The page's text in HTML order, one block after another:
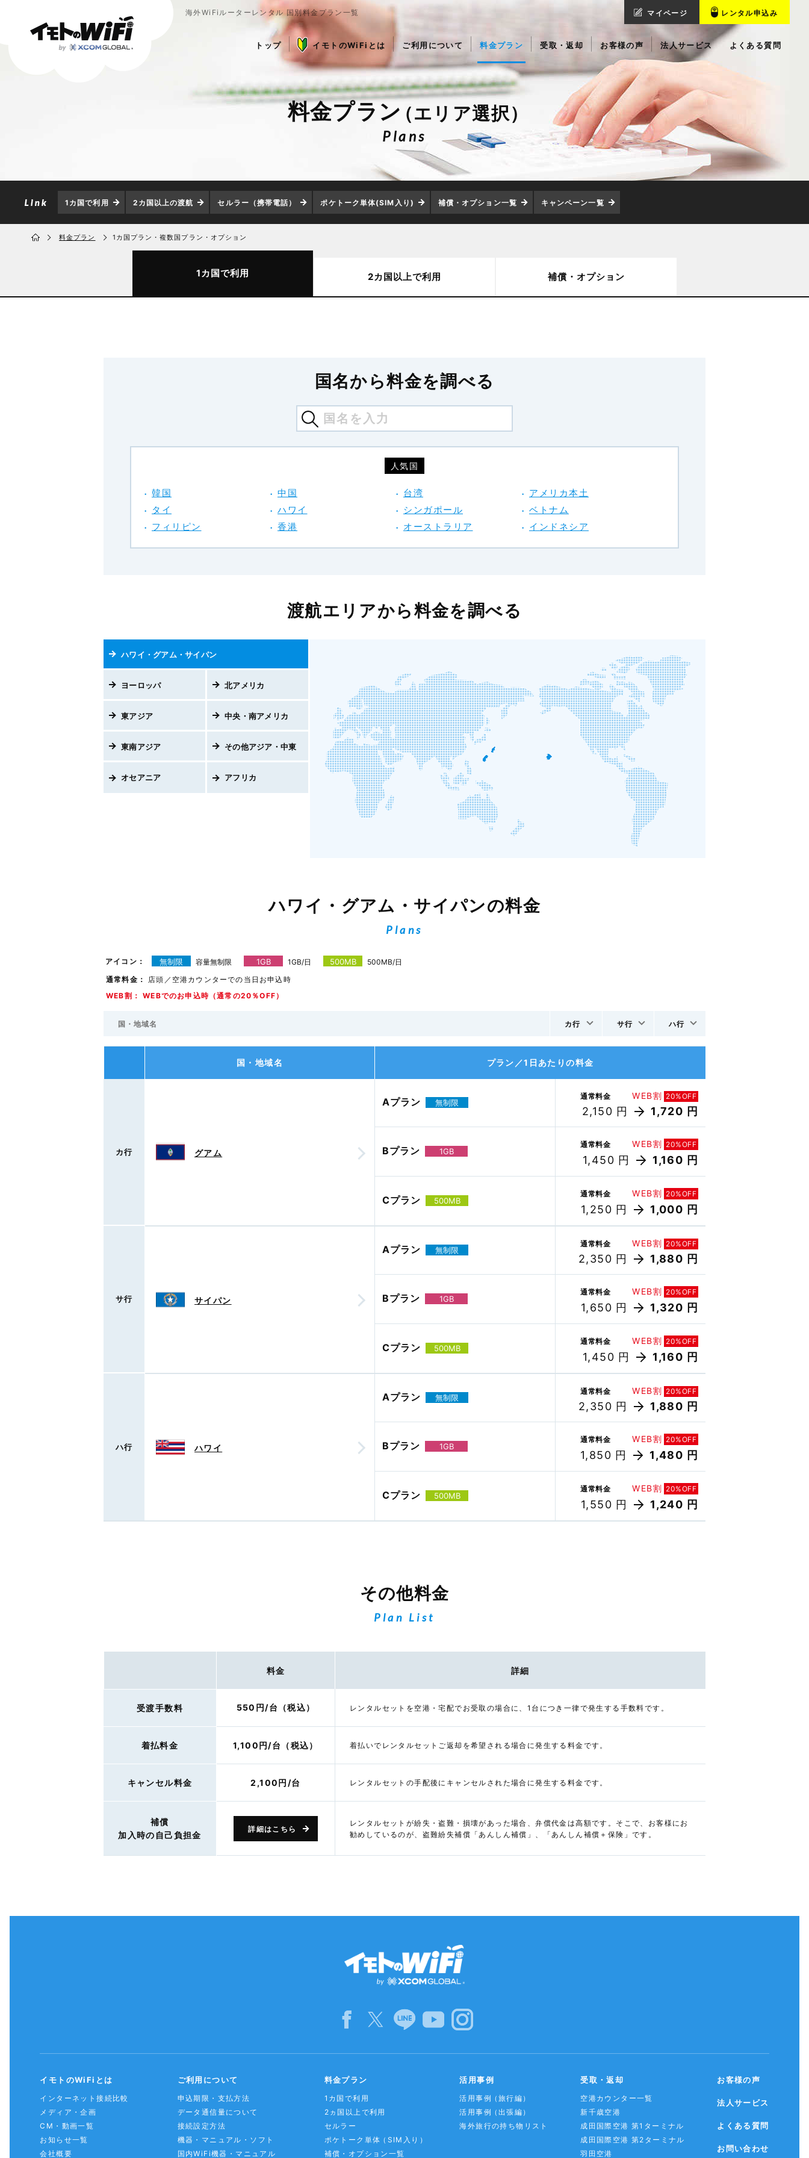
海外WiFiルーターレンタル 国別料金プラン一覧 マイページ レンタル申込み
トップ イモトのWiFiとは ご利用について 料金プラン 受取・返却 お客様の声 法人サービス よくある質問
料金プラン（エリア選択）
Plans
1カ国で利用 2カ国以上の渡航 セルラー（携帯電話） ポケトーク単体(SIM入り) 補償・オプション一覧 キャンペーン一覧
料金プラン 1カ国プラン・複数国プラン・オプション
1カ国で利用 2カ国以上で利用 補償・オプション
国名から料金を調べる
人気国
韓国 中国 台湾
アメリカ本土
タイ
ハワイ シンガポール
ベトナム
フィリピン
香港 オーストラリア インドネシア
渡航エリアから料金を調べる
ハワイ・グアム・サイパン
ヨーロッパ
東アジア
東南アジア
オセアニア
北アメリカ
中央・南アメリカ
その他アジア・中東
アフリカ
ハワイ・グアム・サイパンの料金
Plans
アイコン： 無制限 容量無制限 1GB 1GB/日 500MB
500MB/日
通常料金：
店頭／空港カウンターでの当日お申込時
WEB割： WEBでのお申込時（通常の20％OFF）
国・地域名 カ行 サ行 ハ行
国・地域名 プラン／1日あたりの料金
カ行 グアム
Aプラン 無制限
通常料金 WEB割 20%OFF
2,150 円 1,720 円
Bプラン 1GB
通常料金 WEB割 20%OFF
1,450 円 1,160 円
Cプラン 500MB
通常料金 WEB割 20%OFF
1,250 円 1,000 円
サ行 サイパン
Aプラン 無制限
通常料金 WEB割 20%OFF
2,350 円 1,880 円
Bプラン 1GB
通常料金 WEB割 20%OFF
1,650 円 1,320 円
Cプラン 500MB
通常料金 WEB割 20%OFF
1,450 円 1,160 円
ハ行 ハワイ
Aプラン 無制限
通常料金 WEB割 20%OFF
2,350 円 1,880 円
Bプラン 1GB
通常料金 WEB割 20%OFF
1,850 円 1,480 円
Cプラン 500MB
通常料金 WEB割 20%OFF
1,550 円 1,240 円
その他料金
Plan List
料金 詳細
受渡手数料 550円/台（税込） レンタルセットを空港・宅配でお受取の場合に、1台につき一律で発生する手数料です。
着払料金 1,100円/台（税込） 着払いでレンタルセットご返却を希望される場合に発生する料金です。
キャンセル料金 2,100円/台 レンタルセットの手配後にキャンセルされた場合に発生する料金です。
補償
加入時の自己負担金
詳細はこちら
レンタルセットが紛失・盗難・損壊があった場合、弁償代金は高額です。そこで、お客様にお
勧めしているのが、盗難紛失補償「あんしん補償」、「あんしん補償＋保険」です。
イモトのWiFiとは
インターネット接続比較
メディア・企画
CM・動画一覧
お知らせ一覧
会社概要
ご利用について
申込期限・支払方法
データ通信量について
接続設定方法
機器・マニュアル・ソフト
国内WiFi機器・マニュアル
料金プラン
1カ国で利用
2ヵ国以上で利用
セルラー
ポケトーク単体（SIM入り）
補償・オプション一覧
活用事例
活用事例（旅行編）
活用事例（出張編）
海外旅行の持ち物リスト
受取・返却
空港カウンター一覧
新千歳空港
成田国際空港 第1ターミナル
成田国際空港 第2ターミナル
羽田空港
お客様の声
法人サービス
よくある質問
お問い合わせ